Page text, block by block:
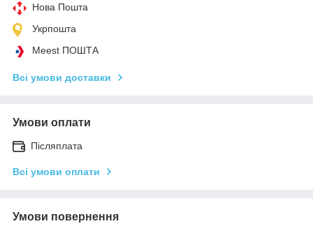
Нова Пошта
Укрпошта
Meest ПОШТА
Всі умови доставки
Умови оплати
Післяплата
Всі умови оплати
Умови повернення